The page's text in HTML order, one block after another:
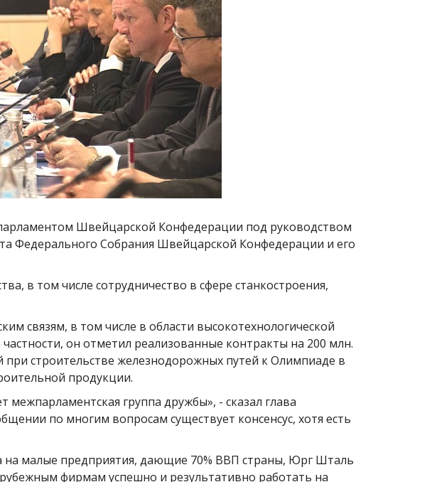
Швейцарской Конфедерации под руководством
Федерального Собрания Швейцарской Конфедерации и его
в том числе сотрудничество в сфере станкостроения,
связям, в том числе в области высокотехнологической
он отметил реализованные контракты на 200 млн.
при строительстве железнодорожных путей к Олимпиаде в
продукции.
группа дружбы», - сказал глава
по многим вопросам существует консенсус, хотя есть
малые предприятия, дающие 70% ВВП страны, Юрг Шталь
фирмам успешно и результативно работать на